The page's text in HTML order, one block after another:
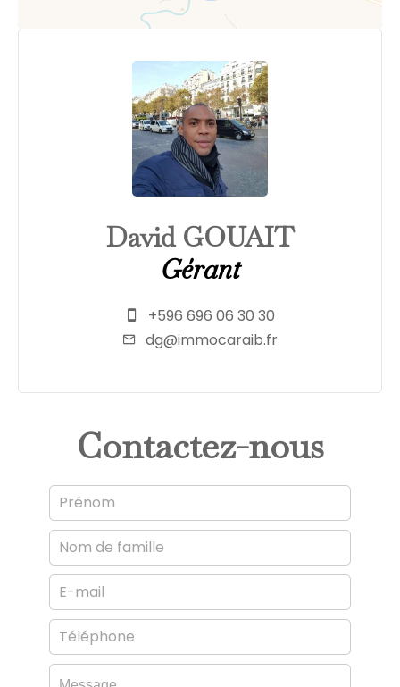
David GOUAIT
Gérant
+596 696 06 30 30
dg@immocaraib.fr
Contactez-nous